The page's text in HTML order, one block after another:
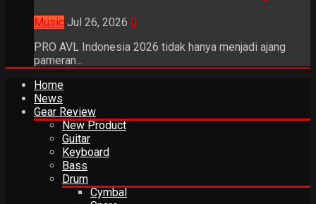
Music Jul 26, 2026 0
PRO AVL Indonesia 2026 tidak hanya menjadi ajang
pameran...
Home
News
Gear Review
New Product
Guitar
Keyboard
Bass
Drum
Cymbal